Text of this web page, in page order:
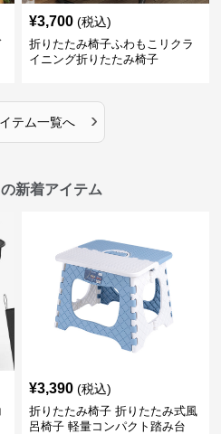
¥3,700 (税込)
折りたたみ椅子ふわもこリクラ
イニング折りたたみ椅子
テム一覧へ ›
新着アイテム
¥3,390 (税込)
折りたたみ椅子 折りたたみ式風
呂椅子 軽量コンパクト踏み台